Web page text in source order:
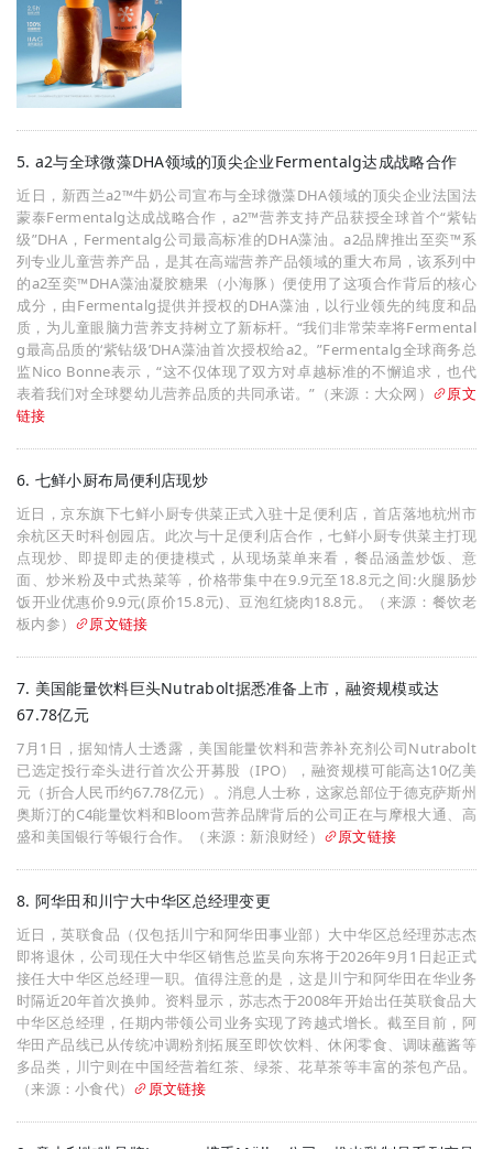
5. a2与全球微藻DHA领域的顶尖企业Fermentalg达成战略合作
近日，新西兰a2™牛奶公司宣布与全球微藻DHA领域的顶尖企业法国法
蒙泰Fermentalg达成战略合作，a2™营养支持产品获授全球首个“紫钻
级”DHA，Fermentalg公司最高标准的DHA藻油。a2品牌推出至奕™系
列专业儿童营养产品，是其在高端营养产品领域的重大布局，该系列中
的a2至奕™DHA藻油凝胶糖果（小海豚）便使用了这项合作背后的核心
成分，由Fermentalg提供并授权的DHA藻油，以行业领先的纯度和品
质，为儿童眼脑力营养支持树立了新标杆。“我们非常荣幸将Fermental
g最高品质的‘紫钻级’DHA藻油首次授权给a2。”Fermentalg全球商务总
监Nico Bonne表示，“这不仅体现了双方对卓越标准的不懈追求，也代
表着我们对全球婴幼儿营养品质的共同承诺。”（来源：大众网）
原文
链接
6. 七鲜小厨布局便利店现炒
近日，京东旗下七鲜小厨专供菜正式入驻十足便利店，首店落地杭州市
余杭区天时科创园店。此次与十足便利店合作，七鲜小厨专供菜主打现
点现炒、即提即走的便捷模式，从现场菜单来看，餐品涵盖炒饭、意
面、炒米粉及中式热菜等，价格带集中在9.9元至18.8元之间:火腿肠炒
饭开业优惠价9.9元(原价15.8元)、豆泡红烧肉18.8元。（来源：餐饮老
板内参）
原文链接
7. 美国能量饮料巨头Nutrabolt据悉准备上市，融资规模或达
67.78亿元
7月1日，据知情人士透露，美国能量饮料和营养补充剂公司Nutrabolt
已选定投行牵头进行首次公开募股（IPO），融资规模可能高达10亿美
元（折合人民币约67.78亿元）。消息人士称，这家总部位于德克萨斯州
奥斯汀的C4能量饮料和Bloom营养品牌背后的公司正在与摩根大通、高
盛和美国银行等银行合作。（来源：新浪财经）
原文链接
8. 阿华田和川宁大中华区总经理变更
近日，英联食品（仅包括川宁和阿华田事业部）大中华区总经理苏志杰
即将退休，公司现任大中华区销售总监吴向东将于2026年9月1日起正式
接任大中华区总经理一职。值得注意的是，这是川宁和阿华田在华业务
时隔近20年首次换帅。资料显示，苏志杰于2008年开始出任英联食品大
中华区总经理，任期内带领公司业务实现了跨越式增长。截至目前，阿
华田产品线已从传统冲调粉剂拓展至即饮饮料、休闲零食、调味蘸酱等
多品类，川宁则在中国经营着红茶、绿茶、花草茶等丰富的茶包产品。
（来源：小食代）
原文链接